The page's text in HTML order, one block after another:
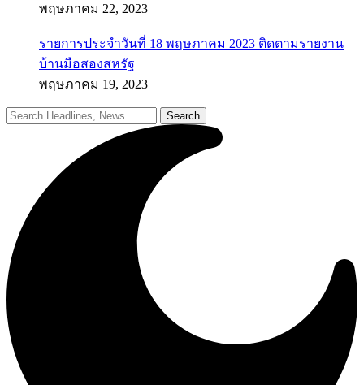
พฤษภาคม 22, 2023
รายการประจำวันที่ 18 พฤษภาคม 2023 ติดตามรายงาน
บ้านมือสองสหรัฐ
พฤษภาคม 19, 2023